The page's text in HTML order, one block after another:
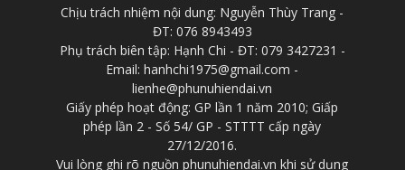
Chịu trách nhiệm nội dung: Nguyễn Thùy Trang -
ĐT: 076 8943493
Phụ trách biên tập: Hạnh Chi - ĐT: 079 3427231 -
Email: hanhchi1975@gmail.com -
lienhe@phunuhiendai.vn
Giấy phép hoạt động: GP lần 1 năm 2010; Giấp
phép lần 2 - Số 54/ GP - STTTT cấp ngày
27/12/2016.
Vui lòng ghi rõ nguồn phunuhiendai.vn khi sử dụng